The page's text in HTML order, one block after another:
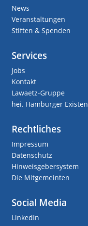
News
Veranstaltungen
Stiften & Spenden
Services
Jobs
Kontakt
Lawaetz-Gruppe
hei. Hamburger
Rechtliches
Impressum
Datenschutz
Hinweisgebersystem
Die Mitgemeinten
Social Media
LinkedIn